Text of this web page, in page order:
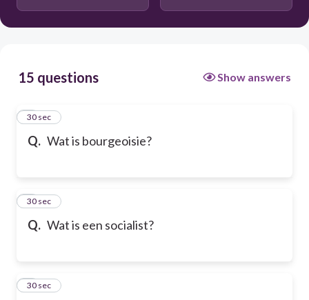
15 questions Show answers
Q. Wat is bourgeoisie?
1
30 sec
Q. Wat is een socialist?
2
30 sec
3
30 sec